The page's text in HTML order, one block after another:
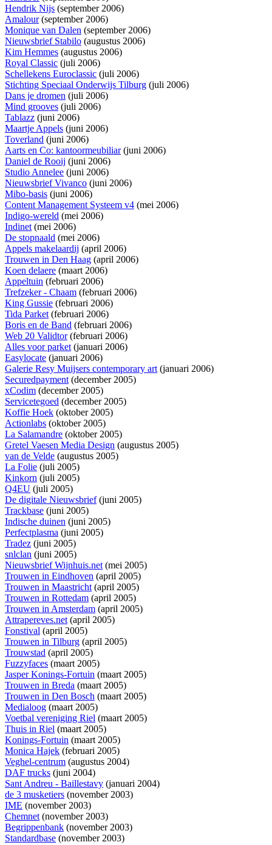
Hendrik Nijs (september 2006)
Amalour(september 2006)
Monique van Dalen (september 2006)
Nieuwsbrief Stabilo (augustus 2006)
Kim Hemmes (augustus 2006)
Royal Classic (juli 2006)
Schellekens Euroclassic (juli 2006)
Stichting Speciaal Onderwijs Tilburg (juli 2006)
Dans je dromen (juli 2006)
Mind grooves (juli 2006)
Tablazz (juni 2006)
Maartje Appels (juni 2006)
Toverland (juni 2006)
Aarts en Co: kantoormeubiliar(juni 2006)
Daniel de Rooij (juni 2006)
Studio Annelee (juni 2006)
Nieuwsbrief Vivanco (juni 2006)
Mibo-basis (juni 2006)
Content Management Systeem v4 (mei 2006)
Indigo-wereld (mei 2006)
Indinet(mei 2006)
De stopnaald (mei 2006)
Appels makelaardij (april 2006)
Trouwen in Den Haag (april 2006)
Koen delaere (maart 2006)
Appeltuin (februari 2006)
Trefzeker - Chaam (februari 2006)
King Gussie (februari 2006)
Tida Parket(februari 2006)
Boris en de Band (februari 2006)
Web 20 Validtor(februari 2006)
Alles voor parket(januari 2006)
Easylocate (januari 2006)
Galerie Resy Muijsers contemporary art(januari 2006)
Securedpayment(december 2005)
xCodim (december 2005)
Servicetegoed (december 2005)
Koffie Hoek (oktober 2005)
Actionlabs (oktober 2005)
La Salamandre (oktober 2005)
Gretel Vaesen Media Design (augustus 2005)
van de Velde (augustus 2005)
La Folie (juli 2005)
Kinkorn (juli 2005)
Q4EU (juli 2005)
De digitale Nieuwsbrief(juni 2005)
Trackbase (juni 2005)
Indische duinen (juni 2005)
Perfectplasma (juni 2005)
Tradez (juni 2005)
snlclan (juni 2005)
Nieuwsbrief Wijnhuis.net(mei 2005)
Trouwen in Eindhoven (april 2005)
Trouwen in Maastricht(april 2005)
Trouwen in Rottedam (april 2005)
Trouwen in Amsterdam (april 2005)
Attrapereves.net(april 2005)
Fonstival (april 2005)
Trouwen in Tilburg (april 2005)
Trouwstad (april 2005)
Fuzzyfaces (maart 2005)
Jasper Konings-Fortuin (maart 2005)
Trouwen in Breda (maart 2005)
Trouwen in Den Bosch (maart 2005)
Medialoog (maart 2005)
Voetbal vereniging Riel (maart 2005)
Thuis in Riel (maart 2005)
Konings-Fortuin (maart 2005)
Monica Hajek (februari 2005)
Veghel-centrum (augustus 2004)
DAF trucks (juni 2004)
Sant Andreu - Baillestavy (januari 2004)
de 3 musketiers (november 2003)
IME (november 2003)
Chemnet(november 2003)
Begrippenbank (november 2003)
Standardbase (november 2003)